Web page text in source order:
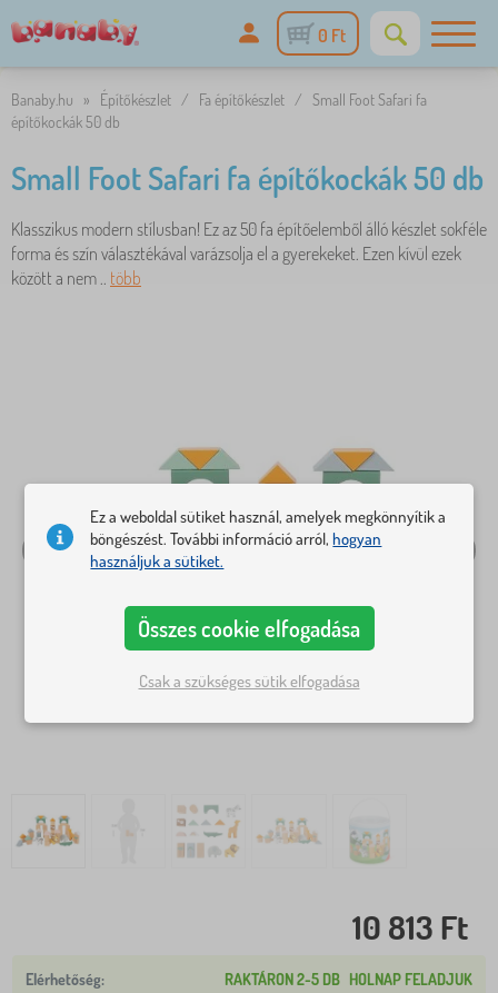
0 Ft
Banaby.hu » Építőkészlet / Fa építőkészlet / Small Foot Safari fa
építőkockák 50 db
Small Foot Safari fa építőkockák 50 db
Klasszikus modern stílusban! Ez az 50 fa építőelemből álló készlet sokféle
forma és szín választékával varázsolja el a gyerekeket. Ezen kívül ezek
között a nem .. több
10 813 Ft
RAKTÁRON 2-5 DB HOLNAP FELADJUK
Ez a weboldal sütiket használ, amelyek megkönnyítik a
böngészést. További információ arról,hogyan
használjuk a sütiket.
Összes cookie elfogadása
Csak a szükséges sütik elfogadása